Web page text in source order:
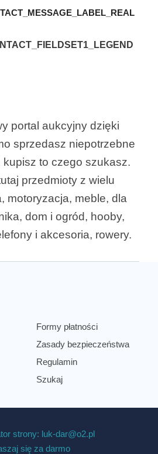
portal aukcyjny dzięki
sprzedasz niepotrzebne
kupisz to czego szukasz.
przedmioty z wielu
motoryzacja, meble, dla
dom i ogród, hooby,
i akcesoria, rowery.
Formy płatności
Zasady bezpieczeństwa
Regulamin
Szukaj
strony: luk-dar@o2.pl
się za darmo